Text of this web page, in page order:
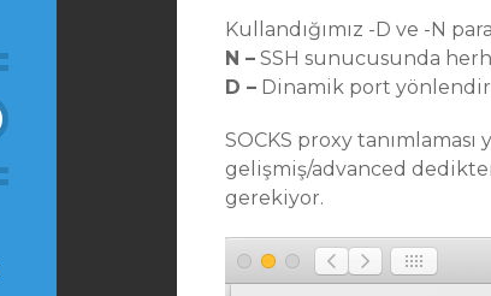
Kullandığımız -D ve -N
N – SSH sunucusunda
D – Dinamik port
SOCKS proxy
gelişmiş/advanced
gerekiyor.